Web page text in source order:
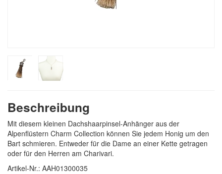
Beschreibung
Mit diesem kleinen Dachshaarpinsel-Anhänger aus der
Alpenflüstern Charm Collection können Sie jedem Honig um den
Bart schmieren. Entweder für die Dame an einer Kette getragen
oder für den Herren am Charivari.
Artikel-Nr.: AAH01300035